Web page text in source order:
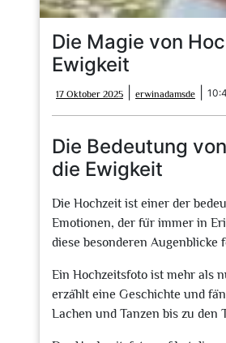
Die Magie von
Ewigkeit
17 Oktober 2025
Oktober
2025
erwinadamsde
Die Bedeutung
die Ewigkeit
Die Hochzeit ist einer der
Emotionen, der für immer in
diese besonderen
Ein Hochzeitsfoto ist mehr als
erzählt eine Geschichte und
Lachen und Tanzen bis zu den